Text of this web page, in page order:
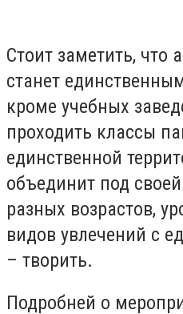
Стоит заметить, что
станет
кроме учебных
проходить классы
единственной
объединит под
разных возрастов,
видов увлечений с
– творить.
Подробней о